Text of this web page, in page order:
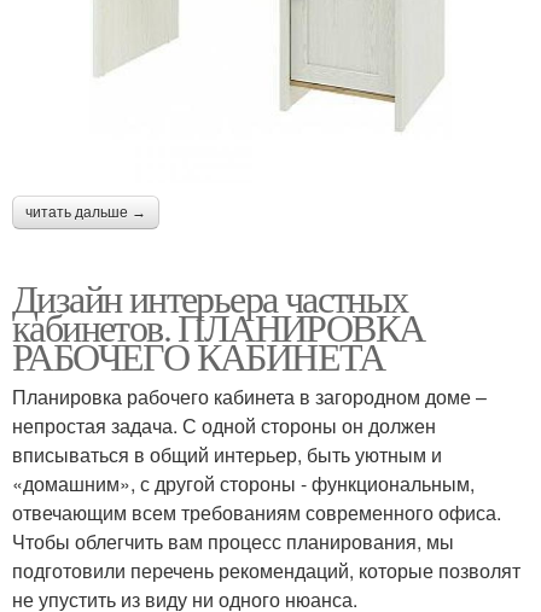
читать дальше →
Дизайн интерьера частных
кабинетов. ПЛАНИРОВКА
РАБОЧЕГО КАБИНЕТА
Планировка рабочего кабинета в загородном доме –
непростая задача. С одной стороны он должен
вписываться в общий интерьер, быть уютным и
«домашним», с другой стороны - функциональным,
отвечающим всем требованиям современного офиса.
Чтобы облегчить вам процесс планирования, мы
подготовили перечень рекомендаций, которые позволят
не упустить из виду ни одного нюанса.